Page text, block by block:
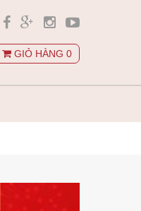
GIỎ HÀNG 0